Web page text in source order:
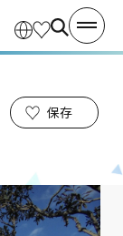
保存